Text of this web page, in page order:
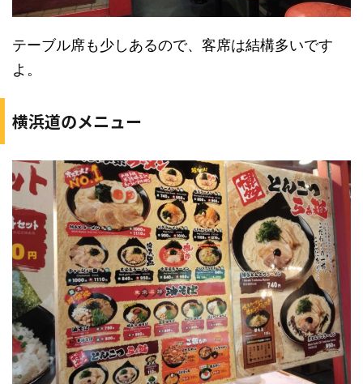
テーブル席も少しあるので、客席は結構多いです
よ。
横浜道のメニュー